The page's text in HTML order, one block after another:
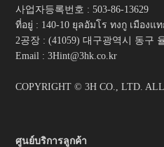
사업자등록번호 :503-86-13629
ที่อยู่ : 140-10 ยุลอัมโร ทงกู เมืองแ
2공장 : (41059) 대구광역시 동구
Email : 3Hint@3hk.co.kr
COPYRIGHT © 3H CO., LTD. ALL
ศูนย์บริการลูกค้า